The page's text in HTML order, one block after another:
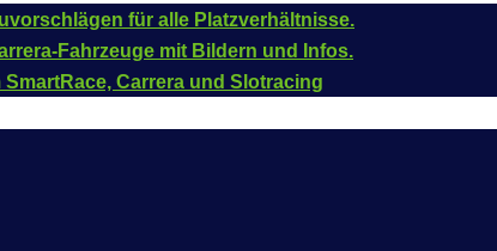
für alle Platzverhältnisse.
Fahrzeuge mit Bildern und Infos.
Carrera und Slotracing